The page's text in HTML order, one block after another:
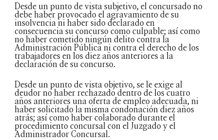
Desde un punto de vista subjetivo, el concursado no
debe haber provocado el agravamiento de su
insolvencia ni haber sido declarado en
consecuencia su concurso como culpable; así como
no haber cometido ningún delito contra la
Administración Pública ni contra el derecho de los
trabajadores en los diez años anteriores a la
declaración de su concurso.
Desde un punto de vista objetivo, se le exige al
deudor no haber rechazado dentro de los cuatro
años anteriores una oferta de empleo adecuada, ni
haber solicitado la misma condonación diez años
atrás; así como haber colaborado durante el
procedimiento concursal con el Juzgado y el
Administrador Concursal.